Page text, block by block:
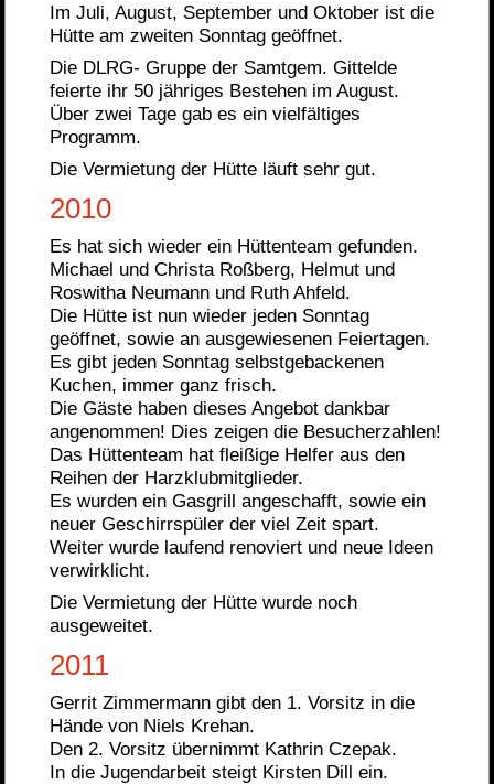
Im Juli, August, September und Oktober ist die
Hütte am zweiten Sonntag geöffnet.
Die DLRG- Gruppe der Samtgem. Gittelde
feierte ihr 50 jähriges Bestehen im August.
Über zwei Tage gab es ein vielfältiges
Programm.
Die Vermietung der Hütte läuft sehr gut.
2010
Es hat sich wieder ein Hüttenteam gefunden.
Michael und Christa Roßberg, Helmut und
Roswitha Neumann und Ruth Ahfeld.
Die Hütte ist nun wieder jeden Sonntag
geöffnet, sowie an ausgewiesenen Feiertagen.
Es gibt jeden Sonntag selbstgebackenen
Kuchen, immer ganz frisch.
Die Gäste haben dieses Angebot dankbar
angenommen! Dies zeigen die Besucherzahlen!
Das Hüttenteam hat fleißige Helfer aus den
Reihen der Harzklubmitglieder.
Es wurden ein Gasgrill angeschafft, sowie ein
neuer Geschirrspüler der viel Zeit spart.
Weiter wurde laufend renoviert und neue Ideen
verwirklicht.
Die Vermietung der Hütte wurde noch
ausgeweitet.
2011
Gerrit Zimmermann gibt den 1. Vorsitz in die
Hände von Niels Krehan.
Den 2. Vorsitz übernimmt Kathrin Czepak.
In die Jugendarbeit steigt Kirsten Dill ein.